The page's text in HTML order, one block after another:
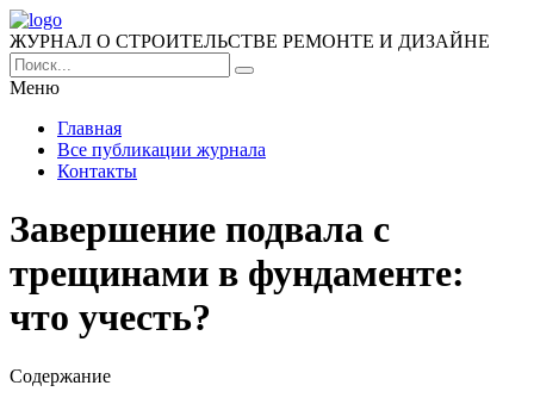
ЖУРНАЛ О СТРОИТЕЛЬСТВЕ РЕМОНТЕ И ДИЗАЙНЕ
Меню
Главная
Все публикации журнала
Контакты
Завершение подвала с
трещинами в фундаменте:
что учесть?
Содержание